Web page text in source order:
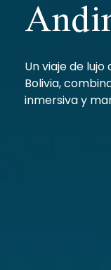
Un viaje de
Bolivia,
inmersiva y